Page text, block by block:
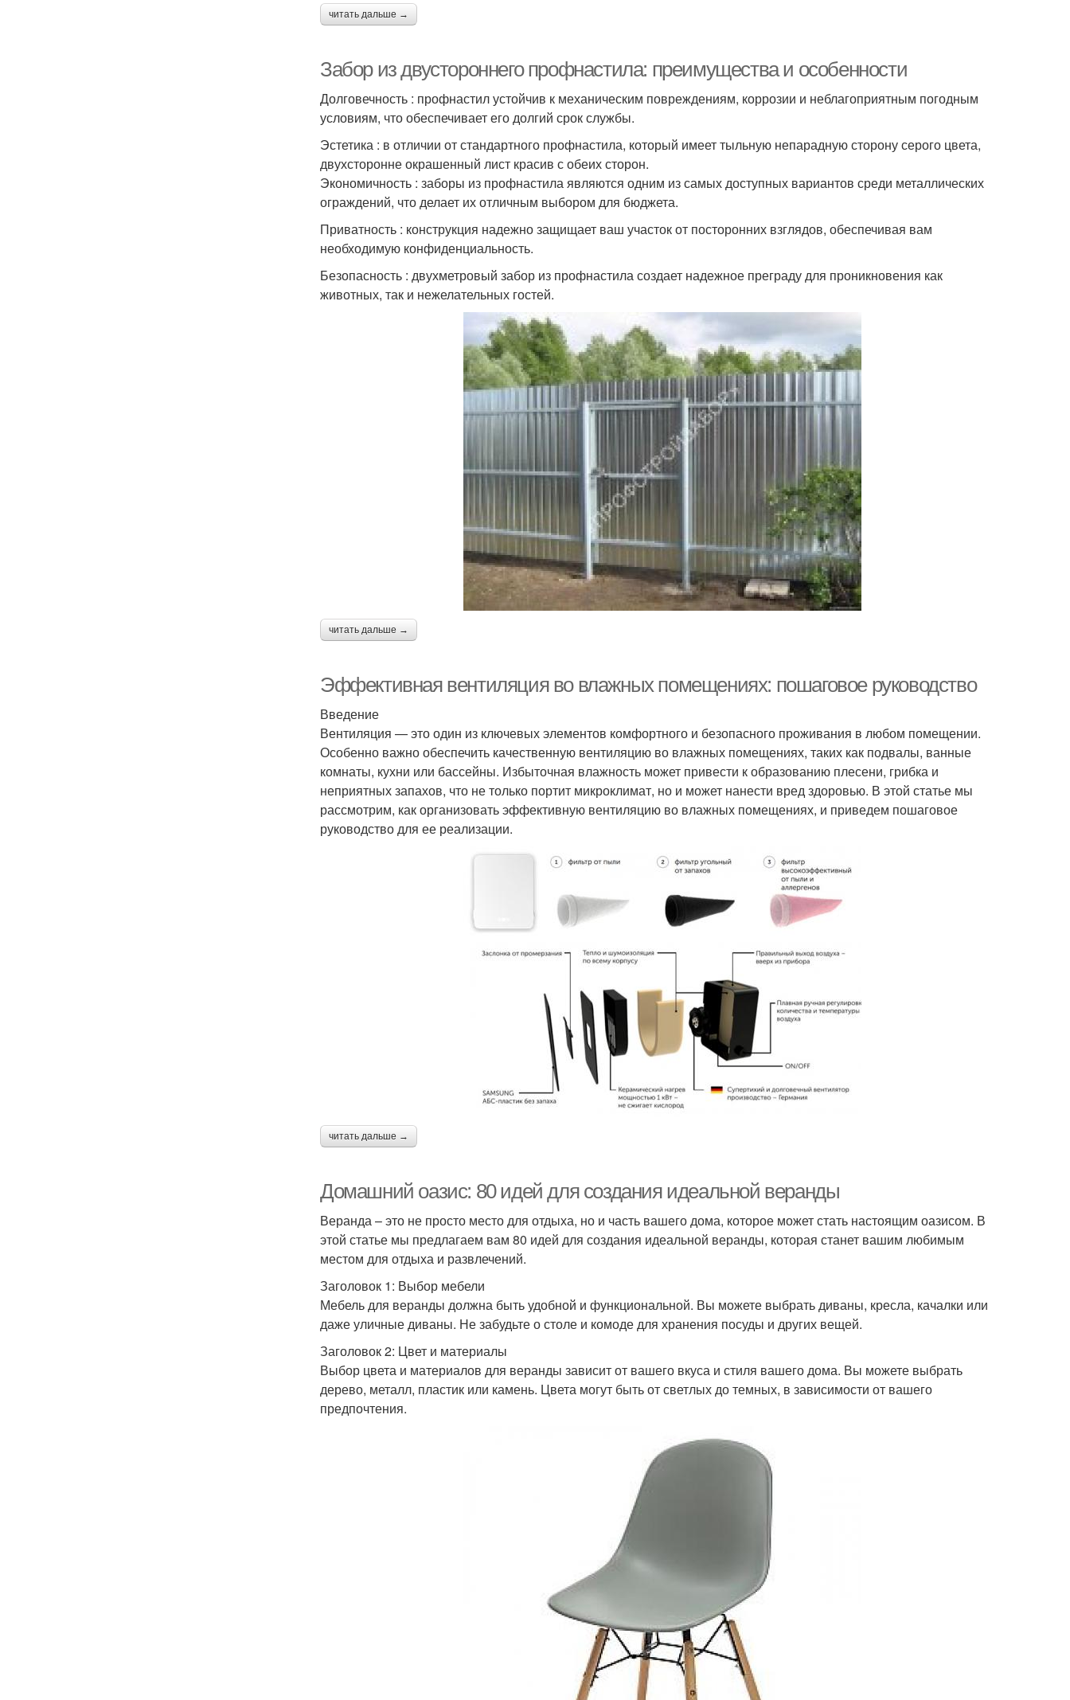
читать дальше →
Забор из двустороннего профнастила: преимущества и особенности
Долговечность : профнастил устойчив к механическим повреждениям, коррозии и неблагоприятным погодным
условиям, что обеспечивает его долгий срок службы.
Эстетика : в отличии от стандартного профнастила, который имеет тыльную непарадную сторону серого цвета,
двухсторонне окрашенный лист красив с обеих сторон.
Экономичность : заборы из профнастила являются одним из самых доступных вариантов среди металлических
ограждений, что делает их отличным выбором для бюджета.
Приватность : конструкция надежно защищает ваш участок от посторонних взглядов, обеспечивая вам
необходимую конфиденциальность.
Безопасность : двухметровый забор из профнастила создает надежное преграду для проникновения как
животных, так и нежелательных гостей.
читать дальше →
Эффективная вентиляция во влажных помещениях: пошаговое руководство
Введение
Вентиляция — это один из ключевых элементов комфортного и безопасного проживания в любом помещении.
Особенно важно обеспечить качественную вентиляцию во влажных помещениях, таких как подвалы, ванные
комнаты, кухни или бассейны. Избыточная влажность может привести к образованию плесени, грибка и
неприятных запахов, что не только портит микроклимат, но и может нанести вред здоровью. В этой статье мы
рассмотрим, как организовать эффективную вентиляцию во влажных помещениях, и приведем пошаговое
руководство для ее реализации.
читать дальше →
Домашний оазис: 80 идей для создания идеальной веранды
Веранда – это не просто место для отдыха, но и часть вашего дома, которое может стать настоящим оазисом. В
этой статье мы предлагаем вам 80 идей для создания идеальной веранды, которая станет вашим любимым
местом для отдыха и развлечений.
Заголовок 1: Выбор мебели
Мебель для веранды должна быть удобной и функциональной. Вы можете выбрать диваны, кресла, качалки или
даже уличные диваны. Не забудьте о столе и комоде для хранения посуды и других вещей.
Заголовок 2: Цвет и материалы
Выбор цвета и материалов для веранды зависит от вашего вкуса и стиля вашего дома. Вы можете выбрать
дерево, металл, пластик или камень. Цвета могут быть от светлых до темных, в зависимости от вашего
предпочтения.